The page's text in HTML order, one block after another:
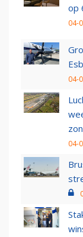
op
04-
04-
04-